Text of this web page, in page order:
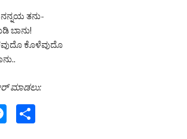
ತನು-
ಬಾನು!
ಕೊಳೆವುದೊ
ಮಾಡಲು:
M